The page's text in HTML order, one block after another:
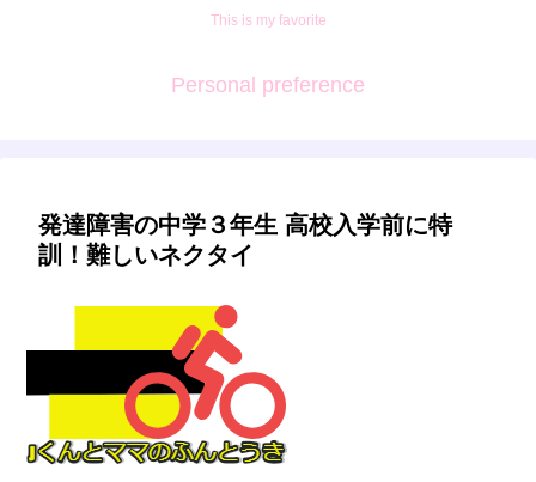
This is my favorite
Personal preference
発達障害の中学３年生 高校入学前に特
訓！難しいネクタイ